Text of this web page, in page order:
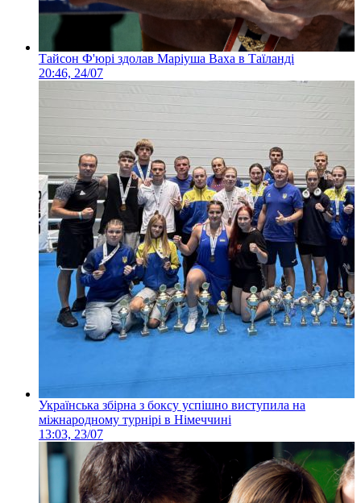
Тайсон Ф'юрі здолав Маріуша Ваха в Таїланді
20:46, 24/07
Українська збірна з боксу успішно виступила на
міжнародному турнірі в Німеччині
13:03, 23/07